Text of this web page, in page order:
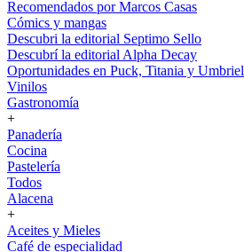
Recomendados por Marcos Casas
Cómics y mangas
Descubri la editorial Septimo Sello
Descubrí la editorial Alpha Decay
Oportunidades en Puck, Titania y Umbriel
Vinilos
Gastronomía
+
Panadería
Cocina
Pastelería
Todos
Alacena
+
Aceites y Mieles
Café de especialidad